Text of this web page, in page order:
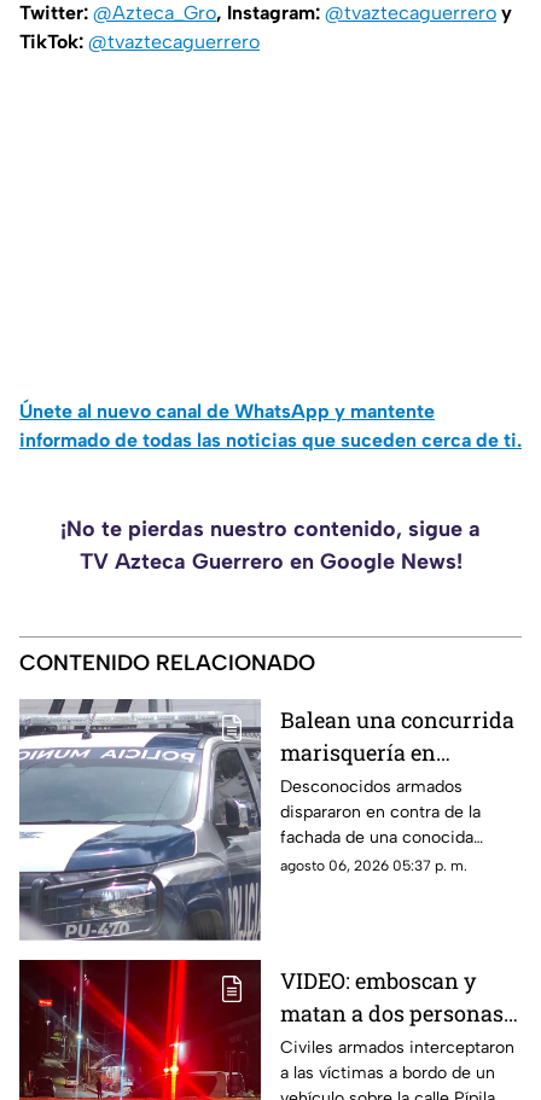
Twitter: @Azteca_Gro, Instagram: @tvaztecaguerrero y
TikTok: @tvaztecaguerrero
Únete al nuevo canal de WhatsApp y mantente
informado de todas las noticias que suceden cerca de ti.
¡No te pierdas nuestro contenido, sigue a
TV Azteca Guerrero en Google News!
CONTENIDO RELACIONADO
Balean una concurrida
marisquería en
Zihuatanejo
Desconocidos armados
dispararon en contra de la
fachada de una conocida
marisquería en Zihutanejo de
agosto 06, 2026 05:37 p. m.
VIDEO: emboscan y
matan a dos personas
adentro de un coche en
Ometepec
Civiles armados interceptaron
a las víctimas a bordo de un